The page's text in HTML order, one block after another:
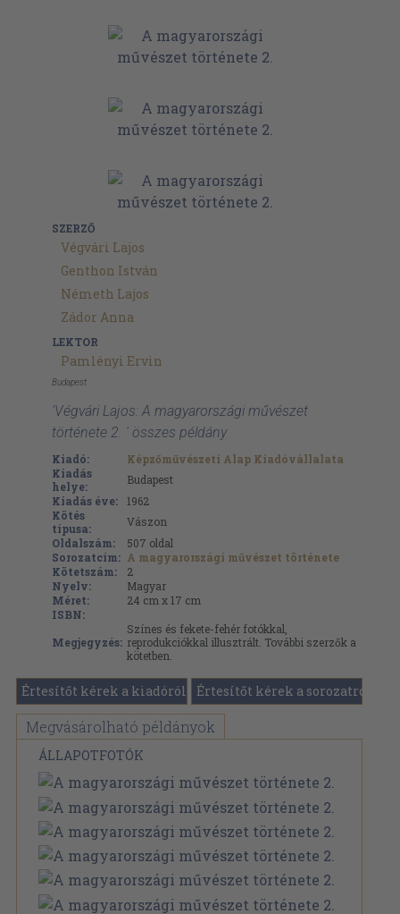
SZERZŐ
Végvári Lajos
Genthon István
Németh Lajos
Zádor Anna
LEKTOR
Pamlényi Ervin
Budapest
'Végvári Lajos: A magyarországi művészet
története 2. ' összes példány
Kiadó:
Képzőművészeti Alap Kiadóvállalata
Kiadás
helye:
Budapest
Kiadás éve:
1962
Kötés
típusa:
Vászon
Oldalszám:
507 oldal
Sorozatcím: A magyarországi művészet története
Kötetszám:
2
Nyelv:
Magyar
Méret:
24 cm x 17 cm
ISBN:
Megjegyzés:
Színes és fekete-fehér fotókkal,
reprodukciókkal illusztrált. További szerzők a
kötetben.
Értesítőt kérek a kiadóról Értesítőt kérek a sorozatról
Megvásárolható példányok
ÁLLAPOTFOTÓK